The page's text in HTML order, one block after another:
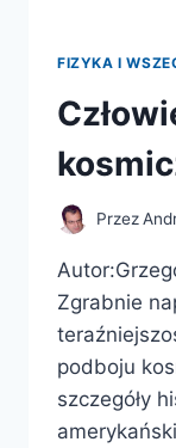
FIZYKA I
Przez
Zgrabnie
podboju
szczegóły